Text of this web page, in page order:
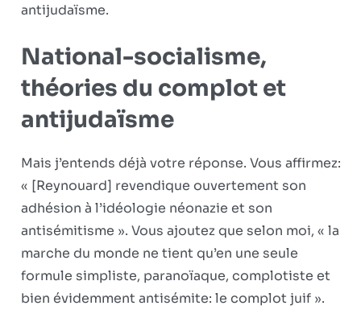
antijudaïsme.
National-socialisme,
théories du complot et
antijudaïsme
Mais j’entends déjà votre réponse. Vous affirmez:
« [Reynouard] revendique ouvertement son
adhésion à l’idéologie néonazie et son
antisémitisme ». Vous ajoutez que selon moi, « la
marche du monde ne tient qu’en une seule
formule simpliste, paranoïaque, complotiste et
bien évidemment antisémite: le complot juif ».